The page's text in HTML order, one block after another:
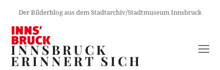
Der Bilderblog aus dem Stadtarchiv/Stadtmuseum Innsbruck
INNSBRUCK
ERINNERT SICH